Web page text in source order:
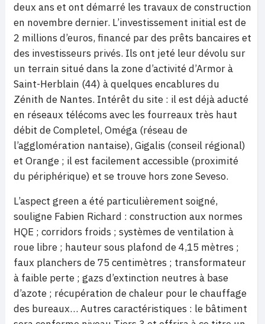
deux ans et ont démarré les travaux de construction
en novembre dernier. L’investissement initial est de
2 millions d’euros, financé par des prêts bancaires et
des investisseurs privés. Ils ont jeté leur dévolu sur
un terrain situé dans la zone d’activité d’Armor à
Saint-Herblain (44) à quelques encablures du
Zénith de Nantes. Intérêt du site : il est déjà aducté
en réseaux télécoms avec les fourreaux très haut
débit de Completel, Oméga (réseau de
l’agglomération nantaise), Gigalis (conseil régional)
et Orange ; il est facilement accessible (proximité
du périphérique) et se trouve hors zone Seveso.
L’aspect green a été particulièrement soigné,
souligne Fabien Richard : construction aux normes
HQE ; corridors froids ; systèmes de ventilation à
roue libre ; hauteur sous plafond de 4,15 mètres ;
faux planchers de 75 centimètres ; transformateur
à faible perte ; gazs d’extinction neutres à base
d’azote ; récupération de chaleur pour le chauffage
des bureaux… Autres caractéristiques : le bâtiment